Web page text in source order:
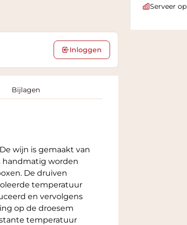
Serveer op
Inloggen
Bijlagen
wijn is gemaakt van
worden
De druiven
temperatuur
en vervolgens
op de droesem
temperatuur